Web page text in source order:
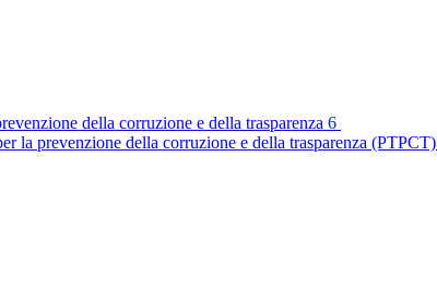
della corruzione e della trasparenza 6
la prevenzione della corruzione e della trasparenza (PTPCT)